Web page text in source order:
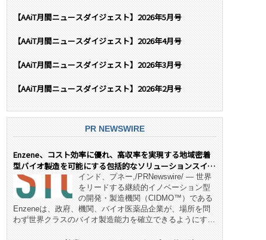
【AAiT月間ニュースダイジェスト】2026年5月号
【AAiT月間ニュースダイジェスト】2026年4月号
【AAiT月間ニュースダイジェスト】2026年3月号
【AAiT月間ニュースダイジェスト】2026年2月号
PR NEWSWIRE
Enzene、コスト効率に優れ、高収率を実現する地域密着
型バイオ製造を可能にする包括的なソリューションスイー
ト「NeX™」 をリリースインド、プネー,/PRNewswire/ — 世界
をリードする継続的イノベーション型
の開発・製造機関（CIDMO™）である
Enzeneは、政府、機関、バイオ医薬品企業が、場所を問
わず世界クラスのバイオ製造能力を確立できるようにす